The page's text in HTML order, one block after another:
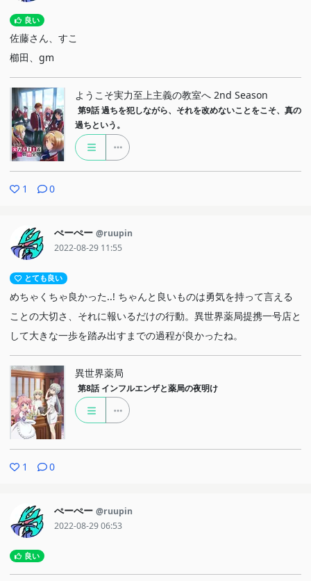
良い
佐藤さん、すこ
櫛田、gm
ようこそ実力至上主義の教室へ 2nd Season
第9話 過ちを犯しながら、それを改めないことをこそ、真の
過ちという。
1 0
ぺーぺー @ruupin
2022-08-29 11:55
とても良い
めちゃくちゃ良かった..! ちゃんと良いものは勇気を持って言える
ことの大切さ、それに報いるだけの行動。異世界薬局提携一号店と
して大きな一歩を踏み出すまでの過程が良かったね。
異世界薬局
第8話 インフルエンザと薬局の夜明け
1 0
ぺーぺー @ruupin
2022-08-29 06:53
良い